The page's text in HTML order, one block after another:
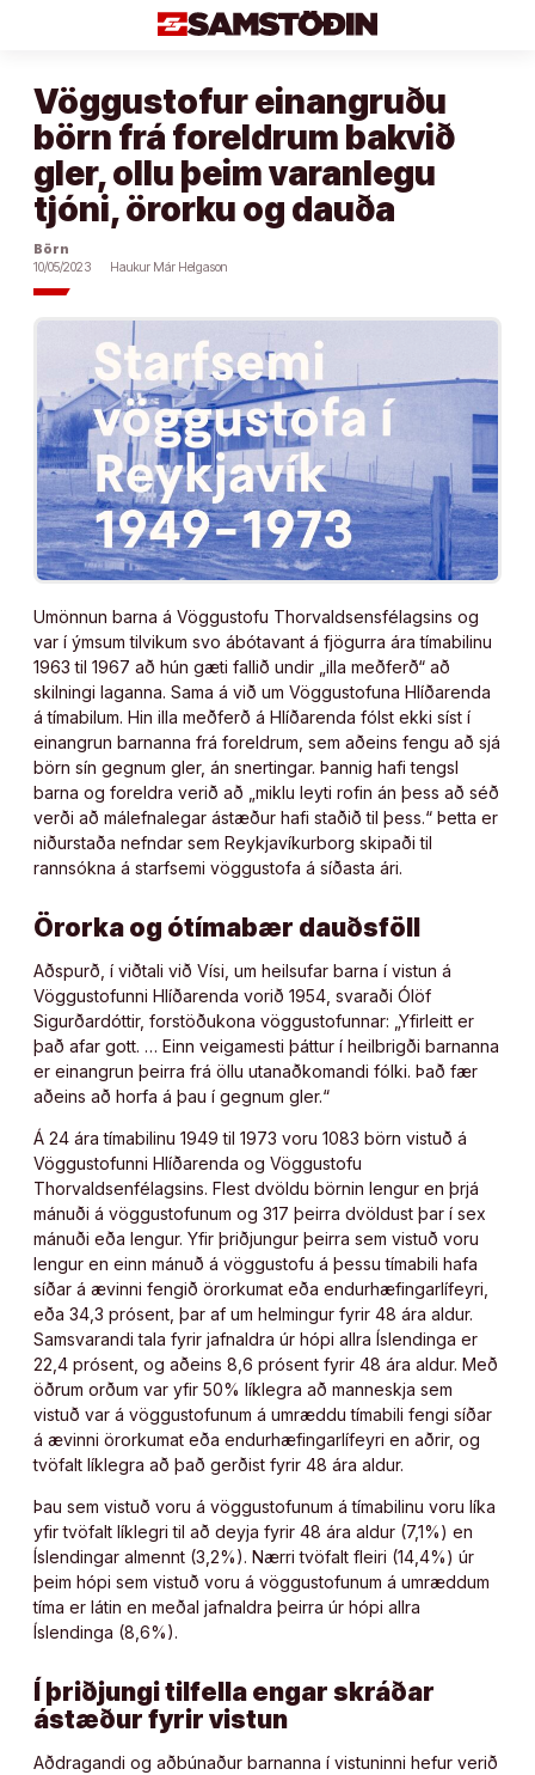
Vöggustofur einangruðu
börn frá foreldrum bakvið
gler, ollu þeim varanlegu
tjóni, örorku og dauða
Börn
10/05/2023
Haukur Már Helgason
Umönnun barna á Vöggustofu Thorvaldsensfélagsins og
var í ýmsum tilvikum svo ábótavant á fjögurra ára tímabilinu
1963 til 1967 að hún gæti fallið undir „illa meðferð“ að
skilningi laganna. Sama á við um Vöggustofuna Hlíðarenda
á tímabilum. Hin illa meðferð á Hlíðarenda fólst ekki síst í
einangrun barnanna frá foreldrum, sem aðeins fengu að sjá
börn sín gegnum gler, án snertingar. Þannig hafi tengsl
barna og foreldra verið að „miklu leyti rofin án þess að séð
verði að málefnalegar ástæður hafi staðið til þess.“ Þetta er
niðurstaða nefndar sem Reykjavíkurborg skipaði til
rannsókna á starfsemi vöggustofa á síðasta ári.
Örorka og ótímabær dauðsföll
Aðspurð, í viðtali við Vísi, um heilsufar barna í vistun á
Vöggustofunni Hlíðarenda vorið 1954, svaraði Ólöf
Sigurðardóttir, forstöðukona vöggustofunnar: „Yfirleitt er
það afar gott. … Einn veigamesti þáttur í heilbrigði barnanna
er einangrun þeirra frá öllu utanaðkomandi fólki. Það fær
aðeins að horfa á þau í gegnum gler.“
Á 24 ára tímabilinu 1949 til 1973 voru 1083 börn vistuð á
Vöggustofunni Hlíðarenda og Vöggustofu
Thorvaldsenfélagsins. Flest dvöldu börnin lengur en þrjá
mánuði á vöggustofunum og 317 þeirra dvöldust þar í sex
mánuði eða lengur. Yfir þriðjungur þeirra sem vistuð voru
lengur en einn mánuð á vöggustofu á þessu tímabili hafa
síðar á ævinni fengið örorkumat eða endurhæfingarlífeyri,
eða 34,3 prósent, þar af um helmingur fyrir 48 ára aldur.
Samsvarandi tala fyrir jafnaldra úr hópi allra Íslendinga er
22,4 prósent, og aðeins 8,6 prósent fyrir 48 ára aldur. Með
öðrum orðum var yfir 50% líklegra að manneskja sem
vistuð var á vöggustofunum á umræddu tímabili fengi síðar
á ævinni örorkumat eða endurhæfingarlífeyri en aðrir, og
tvöfalt líklegra að það gerðist fyrir 48 ára aldur.
Þau sem vistuð voru á vöggustofunum á tímabilinu voru líka
yfir tvöfalt líklegri til að deyja fyrir 48 ára aldur (7,1%) en
Íslendingar almennt (3,2%). Nærri tvöfalt fleiri (14,4%) úr
þeim hópi sem vistuð voru á vöggustofunum á umræddum
tíma er látin en meðal jafnaldra þeirra úr hópi allra
Íslendinga (8,6%).
Í þriðjungi tilfella engar skráðar
ástæður fyrir vistun
Aðdragandi og aðbúnaður barnanna í vistuninni hefur verið